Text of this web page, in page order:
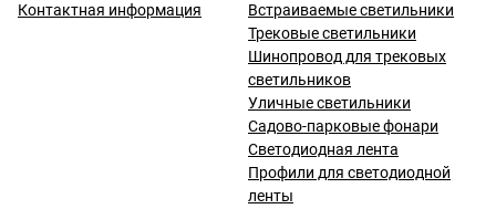
Контактная информация
Встраиваемые светильники
Трековые светильники
Шинопровод для трековых
светильников
Уличные светильники
Садово-парковые фонари
Светодиодная лента
Профили для светодиодной
ленты